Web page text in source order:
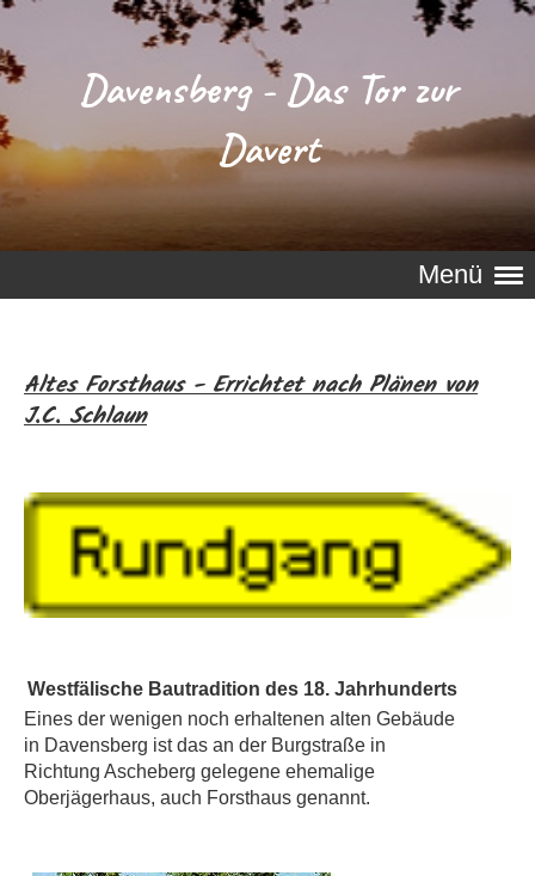
Davensberg - Das Tor zur
Davert
Menü
Altes Forsthaus - Errichtet nach Plänen von
J.C. Schlaun
Westfälische Bautradition des 18. Jahrhunderts
Eines der wenigen noch erhaltenen alten Gebäude
in Davensberg ist das an der Burgstraße in
Richtung Ascheberg gelegene ehemalige
Oberjägerhaus, auch Forsthaus genannt.